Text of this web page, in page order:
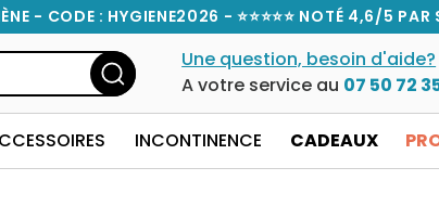
- CODE : HYGIENE2026 - ⭐⭐⭐⭐⭐ NOTÉ 4,6/5 PAR
Une question, besoin d'aide?
A votre service au 07 50 72
INCONTINENCE CADEAUX